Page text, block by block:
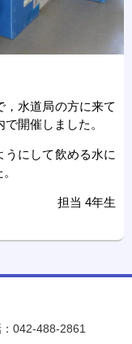
水道局の方に来て
開催しました。
にして飲める水に
担当 4年生
：042-488-2861